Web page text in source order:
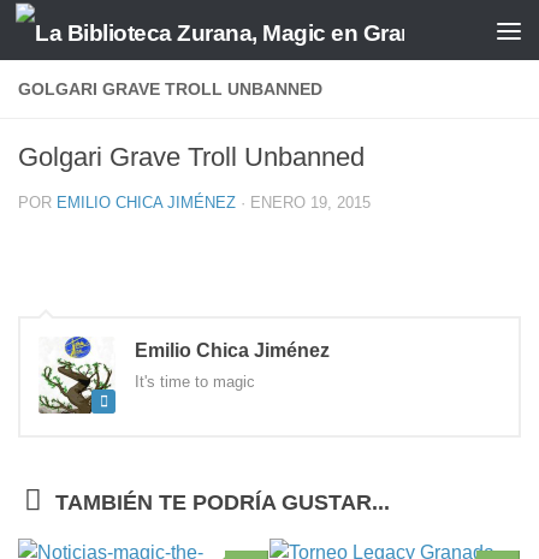
Saltar al contenido
GOLGARI GRAVE TROLL UNBANNED
Golgari Grave Troll Unbanned
POR EMILIO CHICA JIMÉNEZ · ENERO 19, 2015
Emilio Chica Jiménez
It's time to magic
TAMBIÉN TE PODRÍA GUSTAR...